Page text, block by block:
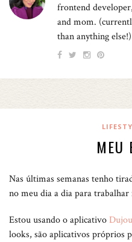
frontend
and mom.
than anything else!)
MEU
Nas últimas semanas tenho
no meu dia a dia para
Estou usando o aplicativo
looks, são aplicativos próprios